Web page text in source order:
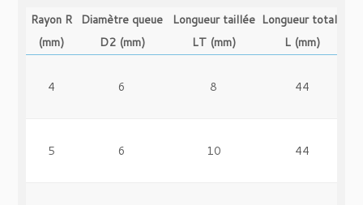
Rayon R
(mm)
Diamètre queue
D2 (mm)
Longueur taillée
LT (mm)
Longueur totale
L (mm)
4 6 8 44
5 6 10 44